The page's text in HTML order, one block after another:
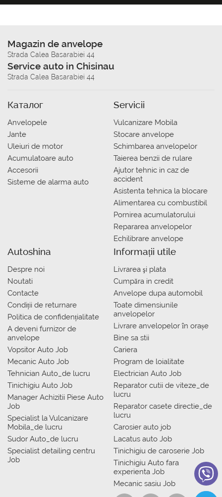
Magazin de anvelope
Strada Calea Basarabiei 44
Service auto in Chisinau
Strada Calea Basarabiei 44
Каталог
Anvelopele
Jante
Uleiuri de motor
Acumulatoare auto
Accesorii
Sisteme de alarma auto
Servicii
Vulcanizare Mobila
Stocare anvelope
Schimbarea anvelopelor
Taierea benzii de rulare
Ajutor tehnic in caz de
accident
Asistenta tehnica la blocare
Alimentarea cu combustibil
Pornirea acumulatorului
Repararea anvelopelor
Echilibrare anvelope
Autoshina
Despre noi
Noutati
Contacte
Condiții de returnare
Politica de confidențialitate
A deveni furnizor de
anvelope
Vopsitor Auto Job
Mecanic Auto Job
Tehnician Auto_de lucru
Tinichigiu Auto Job
Manager Achizitii Piese Auto
Job
Specialist la Vulcanizare
Mobila_de lucru
Sudor Auto_de lucru
Specialist detailing centru
Job
Informații utile
Livrarea şi plata
Сumpăra in credit
Anvelope dupa automobil
Toate dimensiunile
anvelopelor
Livrare anvelopelor în orașe
Bine sa stii
Cariera
Program de loialitate
Electrician Auto Job
Reparator cutii de viteze_de
lucru
Reparator casete directie_de
lucru
Carosier auto job
Lacatus auto Job
Tinichigiu de caroserie Job
Tinichigiu Auto fara
experienta Job
Mecanic sasiu Job